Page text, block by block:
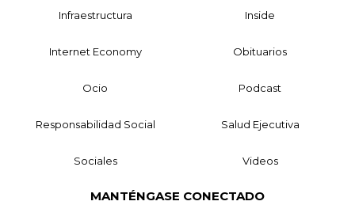
Infraestructura Inside
Internet Economy Obituarios
Ocio Podcast
Responsabilidad Social Salud Ejecutiva
Sociales Videos
MANTÉNGASE CONECTADO